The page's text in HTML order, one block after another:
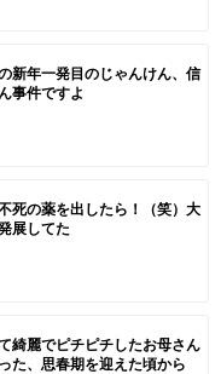
新年一発目のじゃんけん、信
事件ですよ
死の薬を出したら！（笑）大
展してた
綺麗でピチピチしたお母さん
た、思春期を迎えた頃から